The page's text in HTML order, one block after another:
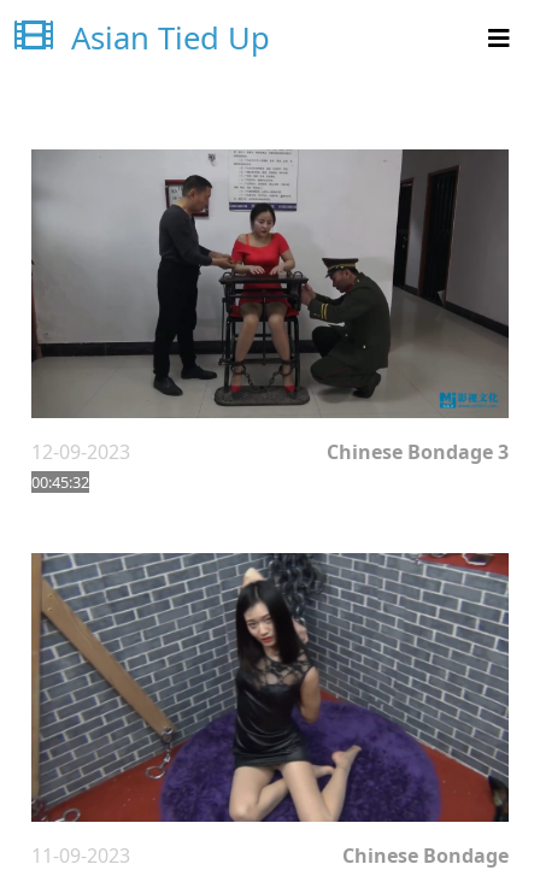
Asian Tied Up
12-09-2023
00:45:32
Chinese Bondage 3
11-09-2023 Chinese Bondage